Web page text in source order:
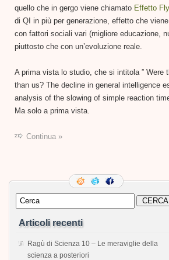
quello che in gergo viene chiamato Effetto
di QI in più per generazione, effetto che
con fattori sociali vari (migliore educazione,
piuttosto che con un’evoluzione reale.
A prima vista lo studio, che si intitola ” Were
than us? The decline in general intelligence
analysis of the slowing of simple reaction
Ma solo a prima vista.
Continua »
Articoli recenti
Ragù di Scienza 10 – Le meraviglie della
scienza a posteriori